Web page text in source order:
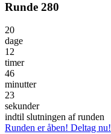
Runde 280
20
dage
12
timer
46
minutter
23
sekunder
indtil slutningen af runden
Runden er åben! Deltag nu!